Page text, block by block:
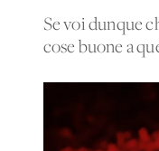
Se voi dunque
cose buone a